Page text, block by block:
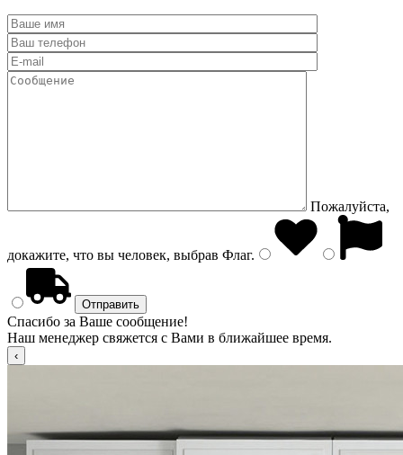
Пожалуйста,
докажите, что вы человек, выбрав Флаг.
Спасибо за Ваше сообщение!
Наш менеджер свяжется с Вами в ближайшее время.